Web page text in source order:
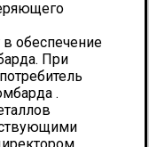
обеспечение
При
.